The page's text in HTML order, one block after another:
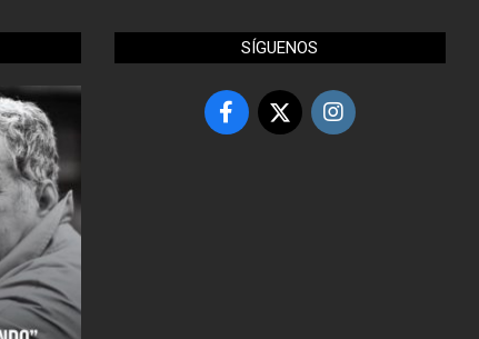
SÍGUENOS